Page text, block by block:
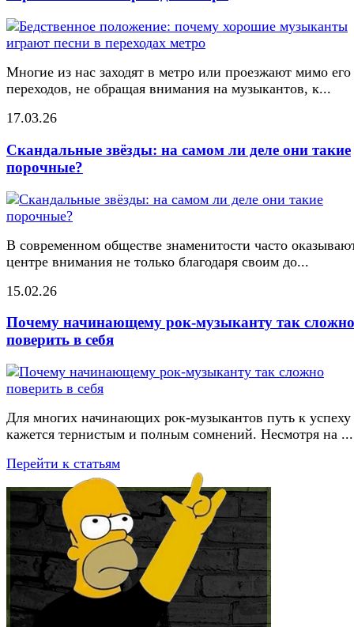
Многие из нас заходят в метро или проезжают мимо его
переходов, не обращая внимания на музыкантов, к...
17.03.26
Скандальные звёзды: на самом ли деле они такие
порочные?
В современном обществе знаменитости часто
центре внимания не только благодаря своим до...
15.02.26
Почему начинающему рок-музыканту так сложно
поверить в себя
Для многих начинающих рок-музыкантов путь к успеху
кажется тернистым и полным сомнений. Несмотря на ...
Перейти к статьям